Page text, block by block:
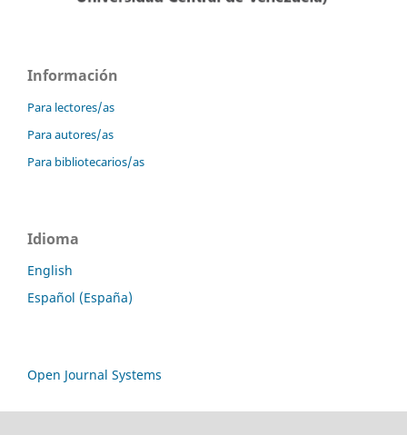
Información
Para lectores/as
Para autores/as
Para bibliotecarios/as
Idioma
English
Español (España)
Open Journal Systems